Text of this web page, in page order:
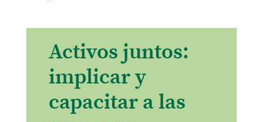
Activos juntos:
implicar y
capacitar a las